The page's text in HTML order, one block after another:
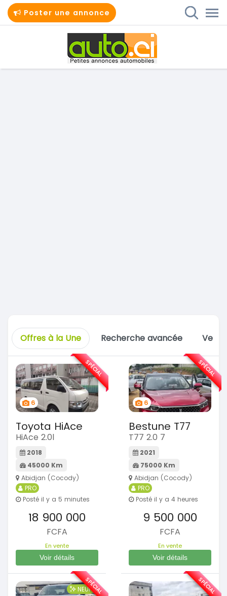
Poster une annonce
Offres à la Une Recherche avancée Vente
6
Toyota HiAce
HiAce 2.0l
2018
45000 Km
Abidjan (Cocody)
PRO
Posté il y a 5 minutes
18 900 000
FCFA
En vente
Voir détails
SPÉCIAL
6
Bestune T77
T77 2.0 7
2021
75000 Km
Abidjan (Cocody)
PRO
Posté il y a 4 heures
9 500 000
FCFA
En vente
Voir détails
SPÉCIAL
NEUFSPÉCIAL SPÉCIAL